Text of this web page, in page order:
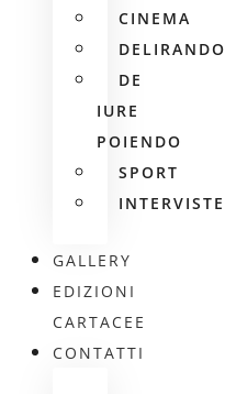
CINEMA
DELIRANDO
DE
IURE
POIENDO
SPORT
INTERVISTE
GALLERY
EDIZIONI
CARTACEE
CONTATTI